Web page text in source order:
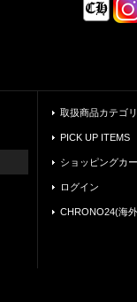
取扱商品カテゴ
PICK UP ITEMS
ショッピングカ
ログイン
CHRONO24(海